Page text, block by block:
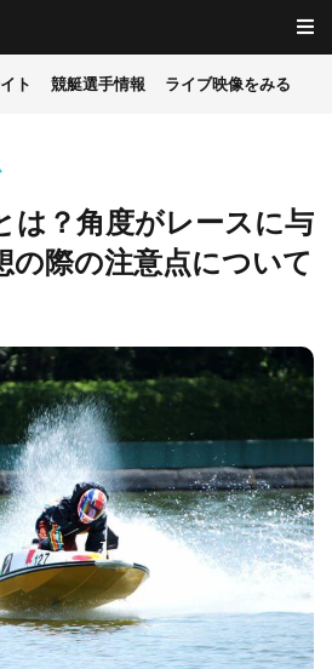
ト 競艇選手情報 ライブ映像をみる
は？角度がレースに与
の際の注意点について